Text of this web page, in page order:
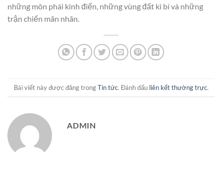
những môn phái kinh điển, những vùng đất kì bí và những
trận chiến mãn nhãn.
Bài viết này được đăng trongTin tức. Đánh dấu liên kết thường trực.
ADMIN